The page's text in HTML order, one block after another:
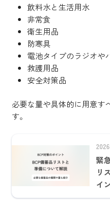
飲料水と生活用水
非常食
衛生用品
防寒具
電池タイプのラジオや
救護用品
安全対策品
必要な量や具体的に用意す
す。
緊
リ
イ